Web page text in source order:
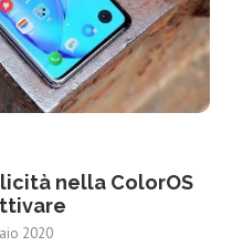
nella ColorOS
2020